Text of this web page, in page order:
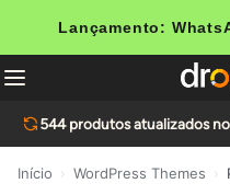
Lançamento:
544produtos atualizados
Início WordPress Themes